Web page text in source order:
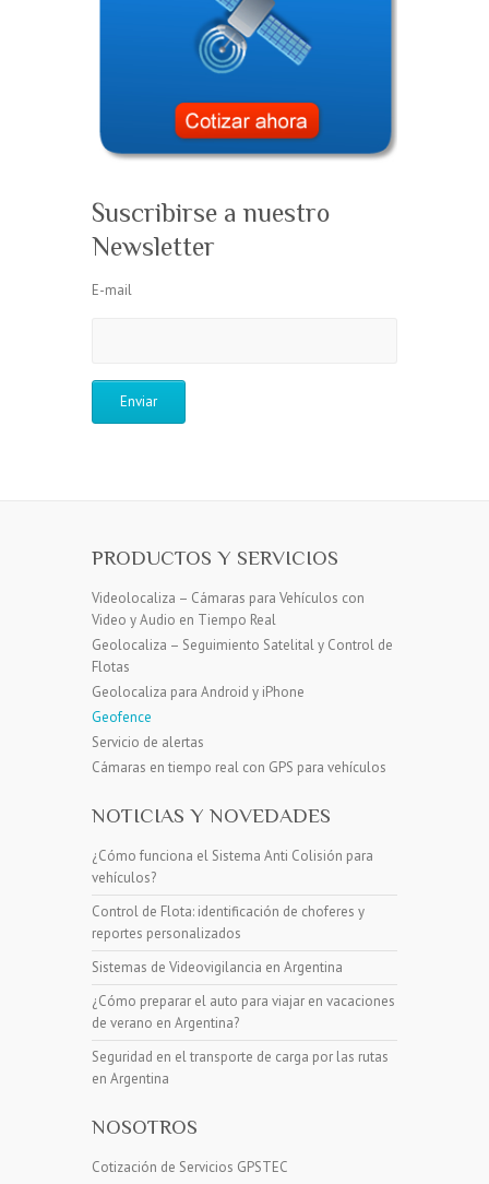
Suscribirse a nuestro
Newsletter
E-mail
PRODUCTOS Y SERVICIOS
Videolocaliza – Cámaras para Vehículos con
Video y Audio en Tiempo Real
Geolocaliza – Seguimiento Satelital y Control de
Flotas
Geolocaliza para Android y iPhone
Geofence
Servicio de alertas
Cámaras en tiempo real con GPS para vehículos
NOTICIAS Y NOVEDADES
¿Cómo funciona el Sistema Anti Colisión para
vehículos?
Control de Flota: identificación de choferes y
reportes personalizados
Sistemas de Videovigilancia en Argentina
¿Cómo preparar el auto para viajar en vacaciones
de verano en Argentina?
Seguridad en el transporte de carga por las rutas
en Argentina
NOSOTROS
Cotización de Servicios GPSTEC